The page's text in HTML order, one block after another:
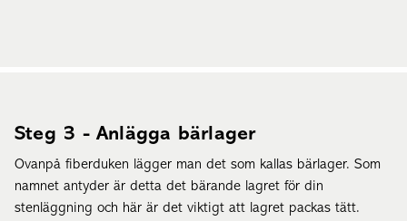
Steg 3 - Anlägga bärlager
Ovanpå fiberduken lägger man det som kallas bärlager. Som
namnet antyder är detta det bärande lagret för din
stenläggning och här är det viktigt att lagret packas tätt.